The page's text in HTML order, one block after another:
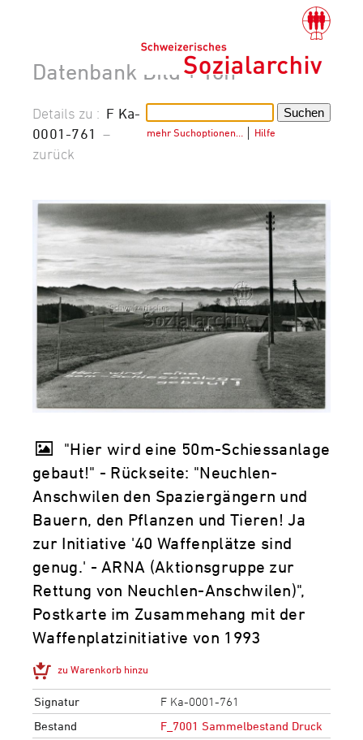
Datenbank Bild + Ton
mehr Suchoptionen… Hilfe
Details zu : F Ka-
0001-761 –
zurück
"Hier wird eine 50m-Schiessanlage
gebaut!" - Rückseite: "Neuchlen-
Anschwilen den Spaziergängern und
Bauern, den Pflanzen und Tieren! Ja
zur Initiative '40 Waffenplätze sind
genug.' - ARNA (Aktionsgruppe zur
Rettung von Neuchlen-Anschwilen)",
Postkarte im Zusammehang mit der
Waffenplatzinitiative von 1993
zu Warenkorb hinzu
Signatur
F Ka-0001-761
Bestand
F_7001 Sammelbestand Druck